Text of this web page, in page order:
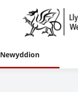
Newyddion